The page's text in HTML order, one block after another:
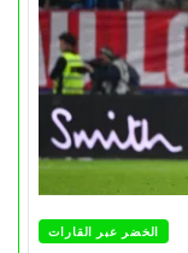
الخضر عبر القارات